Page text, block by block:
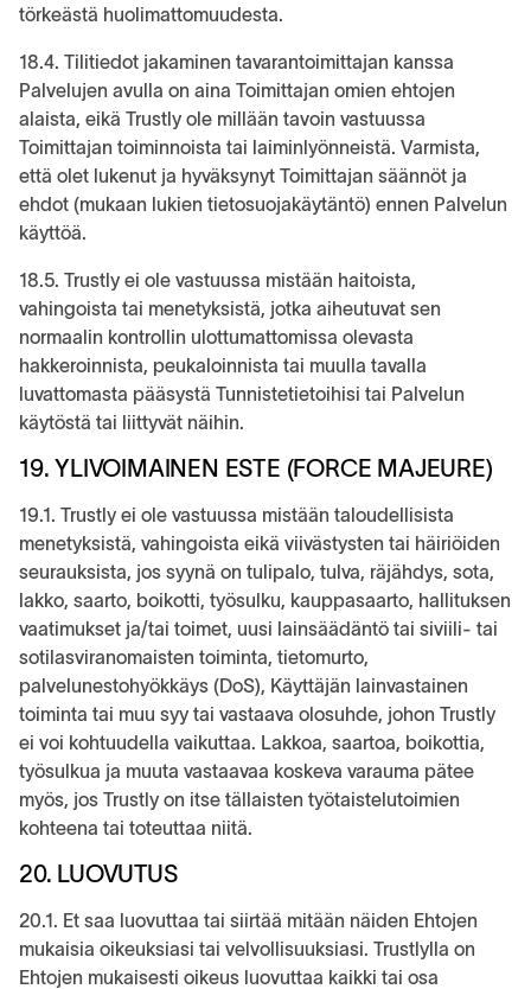
törkeästä huolimattomuudesta.
18.4. Tilitiedot jakaminen tavarantoimittajan kanssa
Palvelujen avulla on aina Toimittajan omien ehtojen
alaista, eikä Trustly ole millään tavoin vastuussa
Toimittajan toiminnoista tai laiminlyönneistä. Varmista,
että olet lukenut ja hyväksynyt Toimittajan säännöt ja
ehdot (mukaan lukien tietosuojakäytäntö) ennen Palvelun
käyttöä.
18.5. Trustly ei ole vastuussa mistään haitoista,
vahingoista tai menetyksistä, jotka aiheutuvat sen
normaalin kontrollin ulottumattomissa olevasta
hakkeroinnista, peukaloinnista tai muulla tavalla
luvattomasta pääsystä Tunnistetietoihisi tai Palvelun
käytöstä tai liittyvät näihin.
19. YLIVOIMAINEN ESTE (FORCE MAJEURE)
19.1. Trustly ei ole vastuussa mistään taloudellisista
menetyksistä, vahingoista eikä viivästysten tai häiriöiden
seurauksista, jos syynä on tulipalo, tulva, räjähdys, sota,
lakko, saarto, boikotti, työsulku, kauppasaarto, hallituksen
vaatimukset ja/tai toimet, uusi lainsäädäntö tai siviili- tai
sotilasviranomaisten toiminta, tietomurto,
palvelunestohyökkäys (DoS), Käyttäjän lainvastainen
toiminta tai muu syy tai vastaava olosuhde, johon Trustly
ei voi kohtuudella vaikuttaa. Lakkoa, saartoa, boikottia,
työsulkua ja muuta vastaavaa koskeva varauma pätee
myös, jos Trustly on itse tällaisten työtaistelutoimien
kohteena tai toteuttaa niitä.
20. LUOVUTUS
20.1. Et saa luovuttaa tai siirtää mitään näiden Ehtojen
mukaisia oikeuksiasi tai velvollisuuksiasi. Trustlylla on
Ehtojen mukaisesti oikeus luovuttaa kaikki tai osa